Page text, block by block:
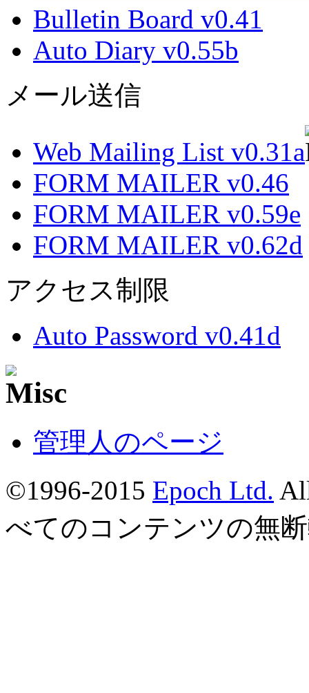
Bulletin Board v0.41
Auto Diary v0.55b
メール送信
Web Mailing List v0.31a
FORM MAILER v0.46
FORM MAILER v0.59e
FORM MAILER v0.62d
アクセス制限
Auto Password v0.41d
管理人のページ
©1996-2015 Epoch Ltd.
べてのコンテンツの無